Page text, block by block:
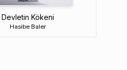
Devletin Kökeni
Hasibe Baler